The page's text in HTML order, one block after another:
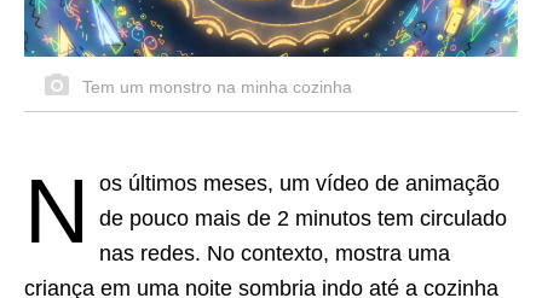
Tem um monstro na minha cozinha
N
os últimos meses, um vídeo de animação
de pouco mais de 2 minutos tem circulado
nas redes. No contexto, mostra uma
criança em uma noite sombria indo até a cozinha